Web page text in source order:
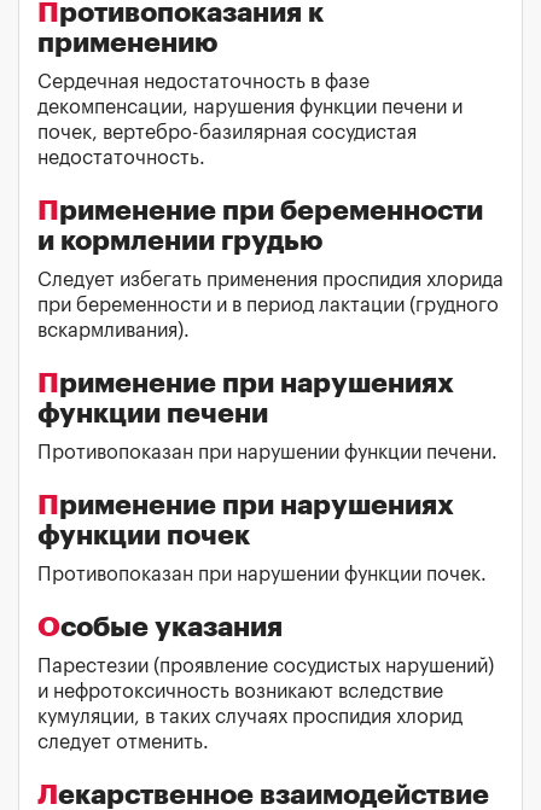
Противопоказания к
применению
Сердечная недостаточность в фазе
декомпенсации, нарушения функции печени и
почек, вертебро-базилярная сосудистая
недостаточность.
Применение при беременности
и кормлении грудью
Следует избегать применения проспидия хлорида
при беременности и в период лактации (грудного
вскармливания).
Применение при нарушениях
функции печени
Противопоказан при нарушении функции печени.
Применение при нарушениях
функции почек
Противопоказан при нарушении функции почек.
Особые указания
Парестезии (проявление сосудистых нарушений)
и нефротоксичность возникают вследствие
кумуляции, в таких случаях проспидия хлорид
следует отменить.
Лекарственное взаимодействие